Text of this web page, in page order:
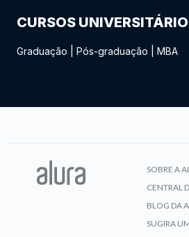
CURSOS
Graduação Pós-graduação MBA
SOBRE A
CENTRAL
BLOG DA
SUGIRA